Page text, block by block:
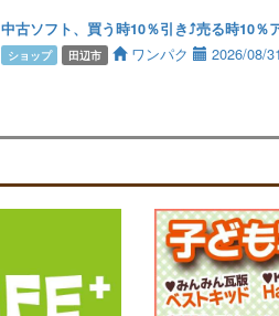
中古ソフト、買う時10％引き⤴️売る時10％
ショップ 田辺市 ワンパク 2026/08/